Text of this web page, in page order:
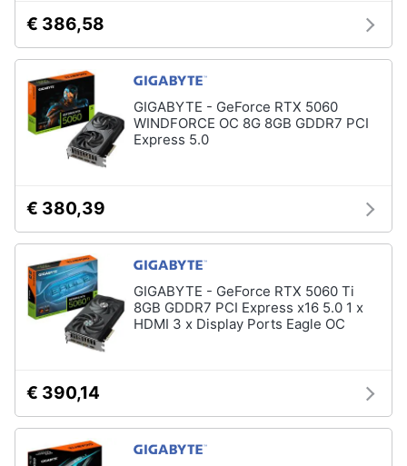
€ 386,58
GIGABYTE - GeForce RTX 5060
WINDFORCE OC 8G 8GB GDDR7 PCI
Express 5.0
€ 380,39
GIGABYTE - GeForce RTX 5060 Ti
8GB GDDR7 PCI Express x16 5.0 1 x
HDMI 3 x Display Ports Eagle OC
€ 390,14